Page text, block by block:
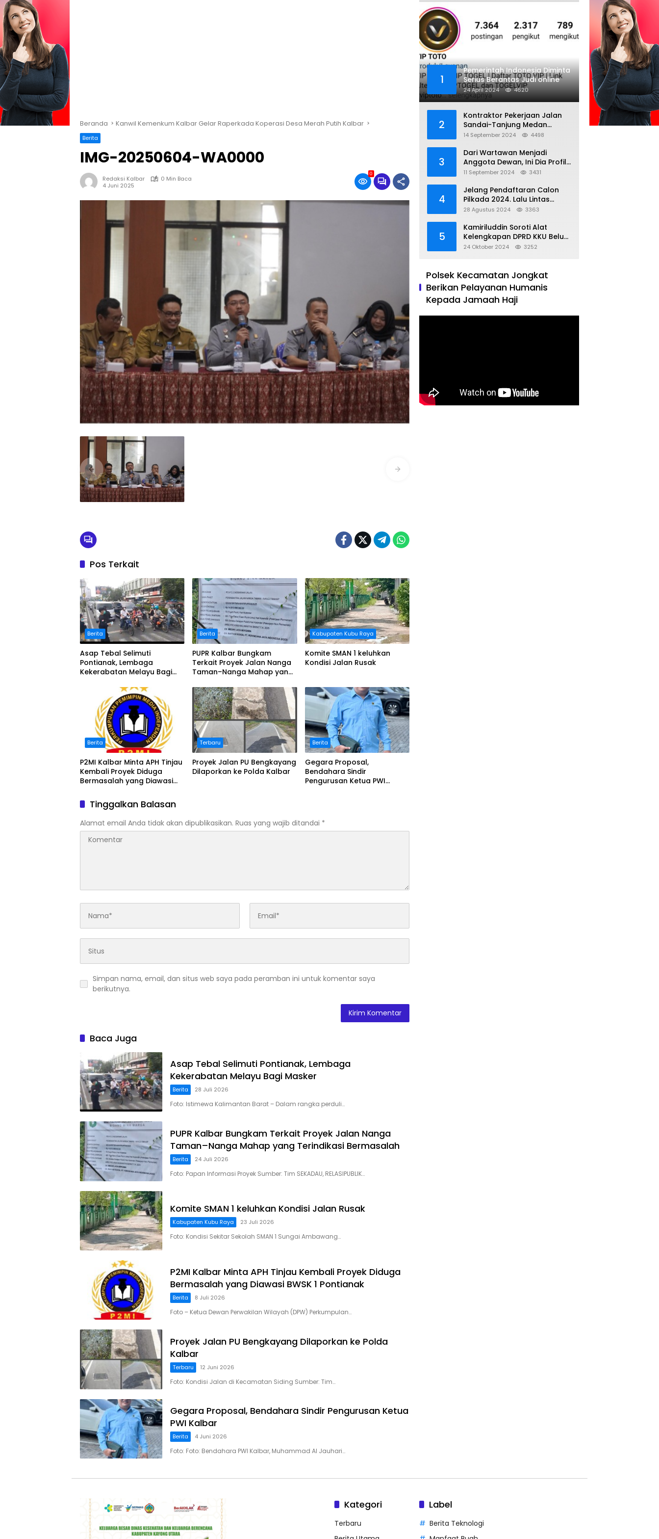
Beranda Kanwil Kemenkum Kalbar Gelar Raperkada Koperasi Desa Merah Putih Kalbar
Berita
IMG-20250604-WA0000
Redaksi Kalbar
0 Min Baca
4 Juni 2025
0
Pos Terkait
Berita
Asap Tebal Selimuti
Pontianak, Lembaga
Kekerabatan Melayu Bagi
Berita
PUPR Kalbar Bungkam
Terkait Proyek Jalan Nanga
Taman–Nanga Mahap yang
Kabupaten Kubu Raya
Komite SMAN 1 keluhkan
Kondisi Jalan Rusak
Berita
P2MI Kalbar Minta APH Tinjau
Kembali Proyek Diduga
Bermasalah yang Diawasi
Terbaru
Proyek Jalan PU Bengkayang
Dilaporkan ke Polda Kalbar
Berita
Gegara Proposal,
Bendahara Sindir
Pengurusan Ketua PWI
Tinggalkan Balasan
Alamat email Anda tidak akan dipublikasikan. Ruas yang wajib ditandai *
Simpan nama, email, dan situs web saya pada peramban ini untuk komentar saya
berikutnya.
Baca Juga
Asap Tebal Selimuti Pontianak, Lembaga
Kekerabatan Melayu Bagi Masker
Berita 28 Juli 2026
Foto: Istimewa Kalimantan Barat – Dalam rangka perduli…
PUPR Kalbar Bungkam Terkait Proyek Jalan Nanga
Taman–Nanga Mahap yang Terindikasi Bermasalah
Berita 24 Juli 2026
Foto: Papan Informasi Proyek Sumber: Tim SEKADAU, RELASIPUBLIK…
Komite SMAN 1 keluhkan Kondisi Jalan Rusak
Kabupaten Kubu Raya 23 Juli 2026
Foto: Kondisi Sekitar Sekolah SMAN 1 Sungai Ambawang…
P2MI Kalbar Minta APH Tinjau Kembali Proyek Diduga
Bermasalah yang Diawasi BWSK 1 Pontianak
Berita 8 Juli 2026
Foto – Ketua Dewan Perwakilan Wilayah (DPW) Perkumpulan…
Proyek Jalan PU Bengkayang Dilaporkan ke Polda
Kalbar
Terbaru 12 Juni 2026
Foto: Kondisi Jalan di Kecamatan Siding Sumber: Tim…
Gegara Proposal, Bendahara Sindir Pengurusan Ketua
PWI Kalbar
Berita 4 Juni 2026
Foto: Foto: Bendahara PWI Kalbar, Muhammad Al Jauhari…
1
Pemerintah Indonesia Diminta
Serius Berantas Judi online
24 April 2024 4620
2
Kontraktor Pekerjaan Jalan
Sandai-Tanjung Medan
diduga Menggunakan Matrial
14 September 2024 4498
3
Dari Wartawan Menjadi
Anggota Dewan, Ini Dia Profil
Kamiriludin Anggota DPRD
11 September 2024 3431
4
Jelang Pendaftaran Calon
Pilkada 2024. Lalu Lintas
Kayong Utara Aman dan
28 Agustus 2024 3363
5
Kamiriluddin Soroti Alat
Kelengkapan DPRD KKU Belum
Terbentuk
24 Oktober 2024 3252
Polsek Kecamatan Jongkat
Berikan Pelayanan Humanis
Kepada Jamaah Haji
Kategori
Terbaru
Label
Berita Teknologi